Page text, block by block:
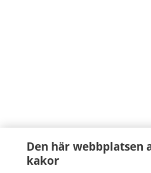
Den här webbplatsen
kakor